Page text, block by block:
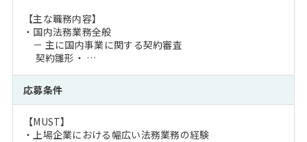
【主な職務内容】
・国内法務業務全般
－ 主に国内事業に関する契約審査
契約雛形・ …
応募条件
【MUST】
・上場企業における幅広い法務業務の経験